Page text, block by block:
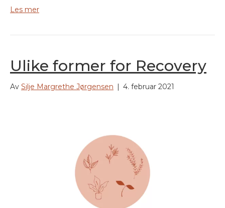
Les mer
Ulike former for Recovery
Av Silje Margrethe Jørgensen | 4. februar 2021